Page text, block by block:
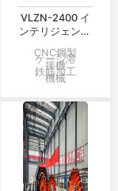
VLZN-2400 イ
ンテリジェント
形および溶接生
産ライン
CNC鋼製
ケージ溶
接機
鉄筋加工
機械